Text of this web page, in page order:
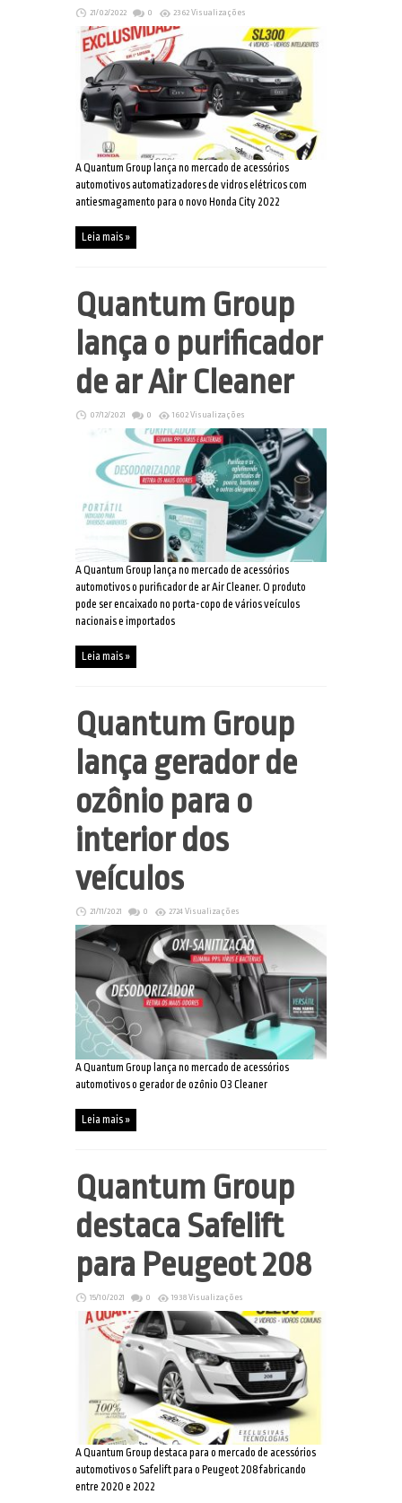
21/02/2022 0 2362 Visualizações
A Quantum Group lança no mercado de acessórios
automotivos automatizadores de vidros elétricos com
antiesmagamento para o novo Honda City 2022
Leia mais »
Quantum Group
lança o purificador
de ar Air Cleaner
07/12/2021 0 1602 Visualizações
A Quantum Group lança no mercado de acessórios
automotivos o purificador de ar Air Cleaner. O produto
pode ser encaixado no porta-copo de vários veículos
nacionais e importados
Leia mais »
Quantum Group
lança gerador de
ozônio para o
interior dos
veículos
21/11/2021 0 2724 Visualizações
A Quantum Group lança no mercado de acessórios
automotivos o gerador de ozônio O3 Cleaner
Leia mais »
Quantum Group
destaca Safelift
para Peugeot 208
15/10/2021 0 1938 Visualizações
A Quantum Group destaca para o mercado de acessórios
automotivos o Safelift para o Peugeot 208 fabricando
entre 2020 e 2022